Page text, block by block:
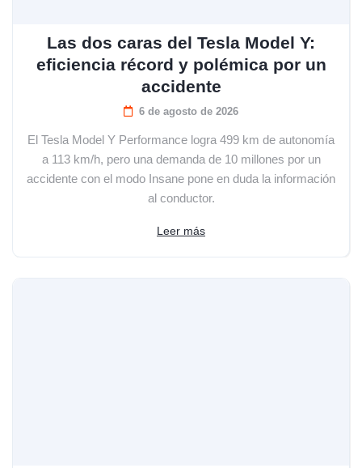
Las dos caras del Tesla Model Y:
eficiencia récord y polémica por un
accidente
6 de agosto de 2026
El Tesla Model Y Performance logra 499 km de autonomía
a 113 km/h, pero una demanda de 10 millones por un
accidente con el modo Insane pone en duda la información
al conductor.
Leer más